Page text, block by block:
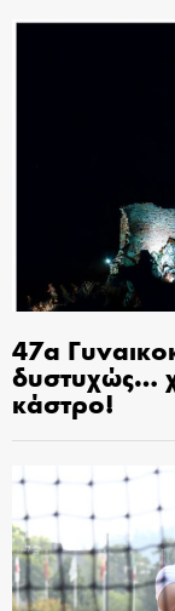
47α
δυστυχώς…
κάστρο!